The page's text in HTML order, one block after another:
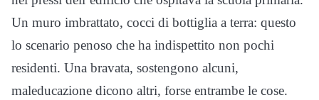
Un muro imbrattato, cocci di bottiglia a terra: questo
lo scenario penoso che ha indispettito non pochi
residenti. Una bravata, sostengono alcuni,
maleducazione dicono altri, forse entrambe le cose.